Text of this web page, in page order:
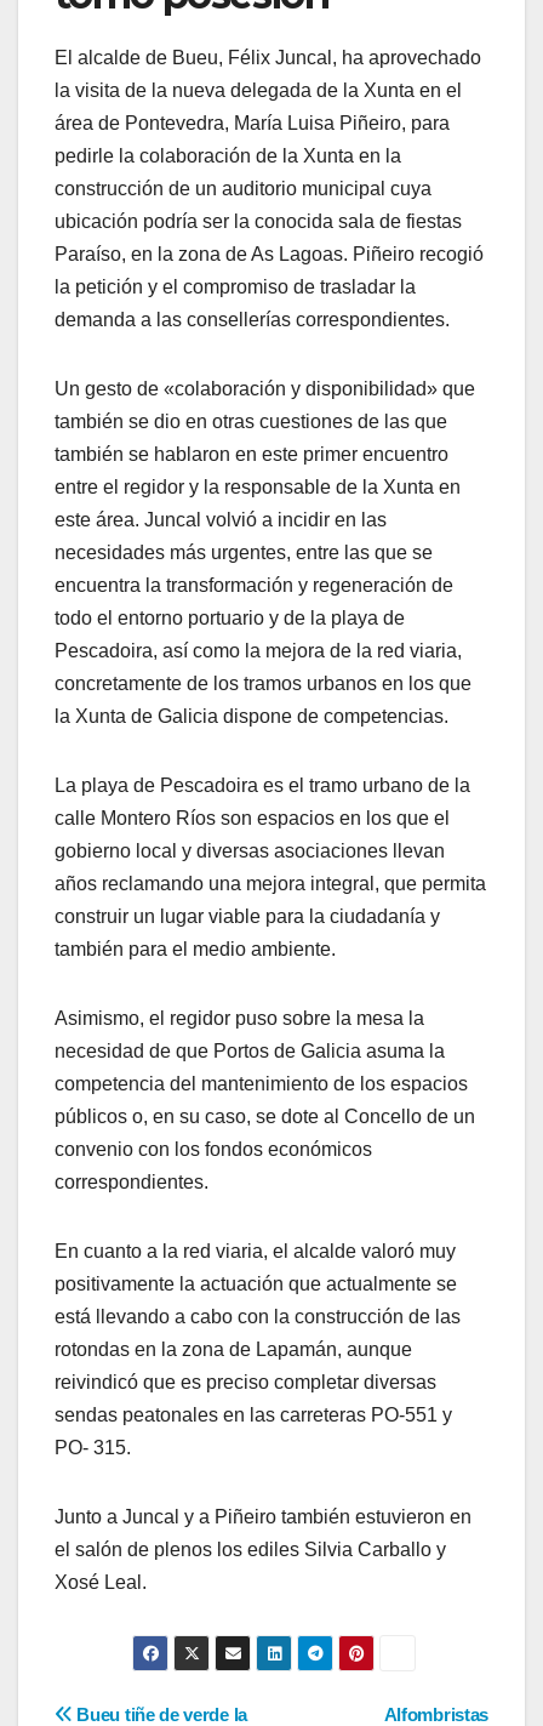
El alcalde de Bueu, Félix Juncal, ha aprovechado
la visita de la nueva delegada de la Xunta en el
área de Pontevedra, María Luisa Piñeiro, para
pedirle la colaboración de la Xunta en la
construcción de un auditorio municipal cuya
ubicación podría ser la conocida sala de fiestas
Paraíso, en la zona de As Lagoas. Piñeiro recogió
la petición y el compromiso de trasladar la
demanda a las consellerías correspondientes.
Un gesto de «colaboración y disponibilidad» que
también se dio en otras cuestiones de las que
también se hablaron en este primer encuentro
entre el regidor y la responsable de la Xunta en
este área. Juncal volvió a incidir en las
necesidades más urgentes, entre las que se
encuentra la transformación y regeneración de
todo el entorno portuario y de la playa de
Pescadoira, así como la mejora de la red viaria,
concretamente de los tramos urbanos en los que
la Xunta de Galicia dispone de competencias.
La playa de Pescadoira es el tramo urbano de la
calle Montero Ríos son espacios en los que el
gobierno local y diversas asociaciones llevan
años reclamando una mejora integral, que permita
construir un lugar viable para la ciudadanía y
también para el medio ambiente.
Asimismo, el regidor puso sobre la mesa la
necesidad de que Portos de Galicia asuma la
competencia del mantenimiento de los espacios
públicos o, en su caso, se dote al Concello de un
convenio con los fondos económicos
correspondientes.
En cuanto a la red viaria, el alcalde valoró muy
positivamente la actuación que actualmente se
está llevando a cabo con la construcción de las
rotondas en la zona de Lapamán, aunque
reivindicó que es preciso completar diversas
sendas peatonales en las carreteras PO-551 y
PO- 315.
Junto a Juncal y a Piñeiro también estuvieron en
el salón de plenos los ediles Silvia Carballo y
Xosé Leal.
Alfombristas
Bueu tiñe de verde la